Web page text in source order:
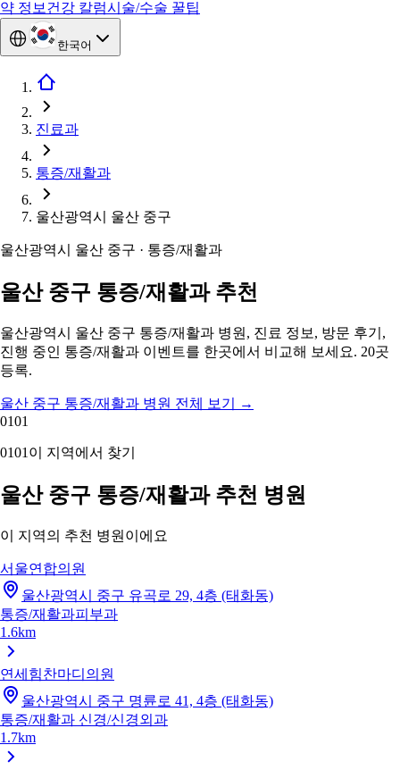
약 정보 건강 칼럼시술/수술 꿀팁
한국어
진료과
통증/재활과
울산광역시 울산 중구
울산광역시 울산 중구 · 통증/재활과
울산 중구 통증/재활과 추천
울산광역시 울산 중구 통증/재활과 병원, 진료 정보, 방문 후기,
진행 중인 통증/재활과 이벤트를 한곳에서 비교해 보세요. 20곳
등록.
울산 중구 통증/재활과 병원 전체 보기
→
0101
0101 이 지역에서 찾기
울산 중구 통증/재활과 추천 병원
이 지역의 추천 병원이에요
서울연합의원
울산광역시 중구 유곡로 29, 4층 (태화동)
통증/재활과피부과
1.6km
연세힘찬마디의원
울산광역시 중구 명륜로 41, 4층 (태화동)
통증/재활과 신경/신경외과
1.7km